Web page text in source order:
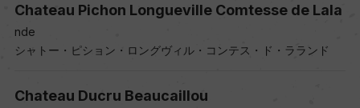
Chateau Pichon Longueville Comtesse de Lala
nde
シャトー・ピション・ロングヴィル・コンテス・ド・ラランド
Chateau Ducru Beaucaillou